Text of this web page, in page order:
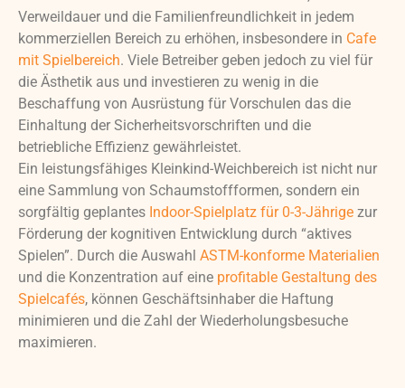
Verweildauer und die Familienfreundlichkeit in jedem
kommerziellen Bereich zu erhöhen, insbesondere in Cafe
mit Spielbereich. Viele Betreiber geben jedoch zu viel für
die Ästhetik aus und investieren zu wenig in die
Beschaffung von Ausrüstung für Vorschulen das die
Einhaltung der Sicherheitsvorschriften und die
betriebliche Effizienz gewährleistet.
Ein leistungsfähiges Kleinkind-Weichbereich ist nicht nur
eine Sammlung von Schaumstoffformen, sondern ein
sorgfältig geplantes Indoor-Spielplatz für 0-3-Jährige zur
Förderung der kognitiven Entwicklung durch “aktives
Spielen”. Durch die Auswahl ASTM-konforme Materialien
und die Konzentration auf eine profitable Gestaltung des
Spielcafés, können Geschäftsinhaber die Haftung
minimieren und die Zahl der Wiederholungsbesuche
maximieren.